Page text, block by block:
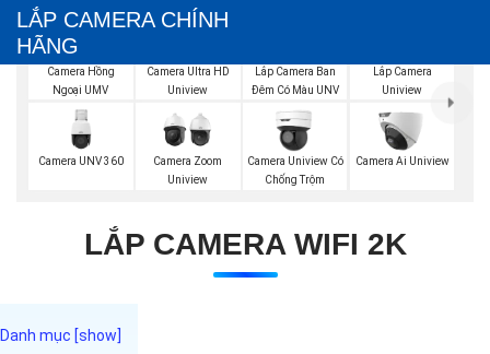
LẮP CAMERA CHÍNH
HÃNG
Camera Hồng
Ngoại UMV
Camera Ultra HD
Uniview
Lắp Camera Ban
Đêm Có Màu UNV
Lắp Camera
Uniview
Camera UNV 360
Camera Zoom
Uniview
Camera Uniview Có
Chống Trộm
Camera Ai Uniview
LẮP CAMERA WIFI 2K